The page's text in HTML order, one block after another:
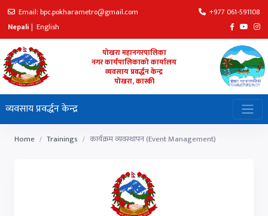
Email: bpc.pokharametro@gmail.com
+977 061-591108
Nepali | English
पोखरा महानगरपालिका
नगर कार्यपालिकाको कार्यालय
व्यवसाय प्रवर्द्धन केन्द्र
पोखरा, कास्की
व्यवसाय प्रवर्द्धन केन्द्र
Home Trainings कार्यक्रम व्यवस्थापन (Event Management)